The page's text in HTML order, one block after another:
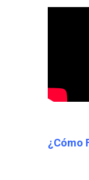
¿Cómo